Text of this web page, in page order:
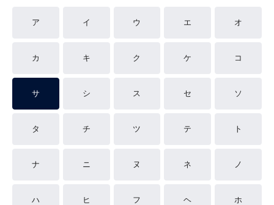
ア イ ウ エ オ
カ キ ク ケ コ
サ シ ス セ ソ
タ チ ツ テ ト
ナ ニ ヌ ネ ノ
ハ ヒ フ ヘ ホ